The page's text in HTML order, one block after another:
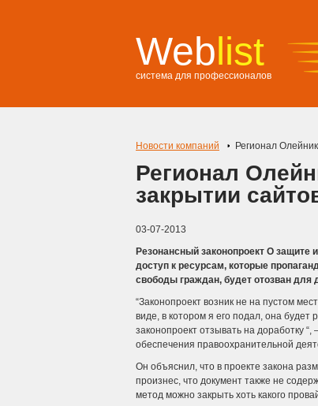
Weblist
система для профессионалов
Новости компаний Регионал
Регионал
закрытии
03-07-2013
Резонансный законопроект О
доступ к ресурсам, которые
свободы граждан, будет отозван для
“Законопроект возник не на пустом
виде, в котором я его подал, она будет
законопроект отзывать на доработку
обеспечения правоохранительной
Он объяснил, что в проекте закона
произнес, что документ также не
метод можно закрыть хоть какого